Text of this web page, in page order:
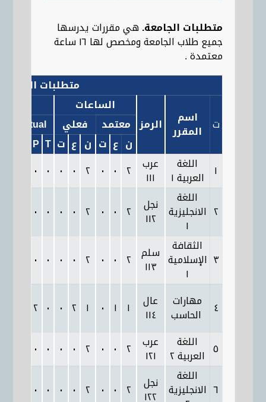
متطلبات الجامعة.هي مقررات يدرسها
جميع طلاب الجامعة ومخصص لها ١٦ ساعة
معتمدة .
متطلبات الجامعة
الساعات
الرمز
اسم
المقرر ت Actual فعلي
معتمد
P T ت ع ن ت ع ن
٠ ٠ ٠ ٠ ٢ ٠ ٠ ٢ عرب
١١١
اللغة
العربية ١ ١
٠ ٠ ٠ ٠ ٢ ٠ ٠ ٢ نجل
١١٢
اللغة
الانجليزية
١
٢
٠ ٠ ٠ ٠ ٢ ٠ ٠ ٢ سلم
١١٣
الثقافة
الإسلامية
١
٣
٢ ٠ ٠ ٢ ١ ٠ ١ ١ عال
١١٤
مهارات
الحاسب ٤
٠ ٠ ٠ ٠ ٢ ٠ ٠ ٢ عرب
١٢١
اللغة
العربية ٢ ٥
٠ ٠ ٠ ٠ ٢ ٠ ٠ ٢ نجل
١٢٢
اللغة
الانجليزية ٦